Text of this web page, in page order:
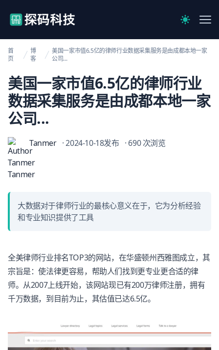
【官网】探码科技
Switch
首
页
博
客
美国一家市值6.5亿的律师行业数据采集服务是由成都本地一家
公司...
美国一家市值6.5亿的律师行业
数据采集服务是由成都本地一家
公司...
Tanmer · 2024-10-18发布 · 690 次浏览
大数据对于律师行业的最核心意义在于，它为分析经验
和专业知识提供了工具
全美律师行业排名TOP3的网站，在华盛顿州西雅图成立，其
宗旨是：使法律更容易，帮助人们找到更专业更合适的律
师。从2007上线开始，该网站现已有200万律师注册，拥有
千万数据，到目前为止，其估值已达6.5亿。